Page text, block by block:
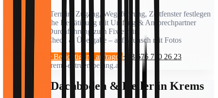
Vor-Ort-Termin: Zugang, Wegeführung, Zeitfenster festlegen
Schriftliche Bestätigung mit Umfang & Ansprechpartner
Ruhige Durchführung zum Fixtermin
Kurzer Check & Übergabe – auf Wunsch mit Fotos
Unverbindliche Besichtigung anfragen+43 676 720 26 23
info@krems-entruempelung.at
Kosten – Dachboden & Keller in Krems